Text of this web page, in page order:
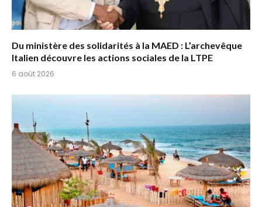
Du ministère des solidarités à la MAED : L’archevêque
Italien découvre les actions sociales de la LTPE
6 août 2026